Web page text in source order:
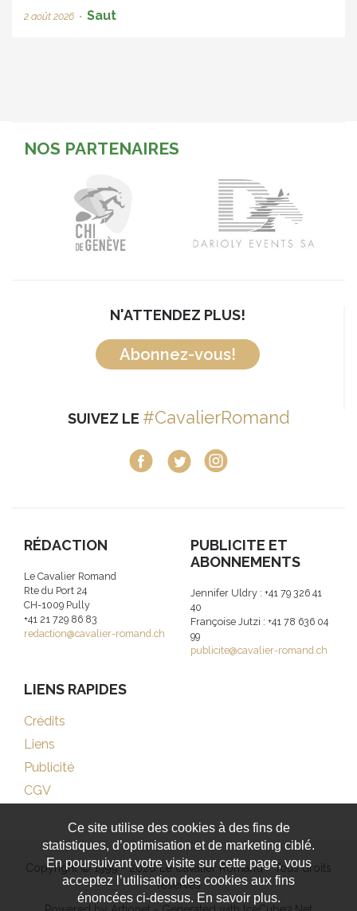
2 août 2026 • Saut
NOS PARTENAIRES
N'ATTENDEZ PLUS!
Abonnez-vous!
SUIVEZ LE #CavalierRomand
RÉDACTION
Le Cavalier Romand
Rte du Port 24
CH-1009 Pully
+41 21 729 86 83
redaction@cavalier-romand.ch
PUBLICITE ET
ABONNEMENTS
Jennifer Uldry : +41 79 326 41
40
Françoise Jutzi : +41 78 636 04
99
publicite@cavalier-romand.ch
LIENS RAPIDES
Crédits
Liens
Publicité
CGV
Copyright © 1999 - 2026 Le Cavalier Romand - Tous droits
réservés
Ce site utilise des cookies à des fins de
statistiques, d’optimisation et de marketing ciblé.
En poursuivant votre visite sur cette page, vous
acceptez l’utilisation des cookies aux fins
énoncées ci-dessus. En savoir plus.